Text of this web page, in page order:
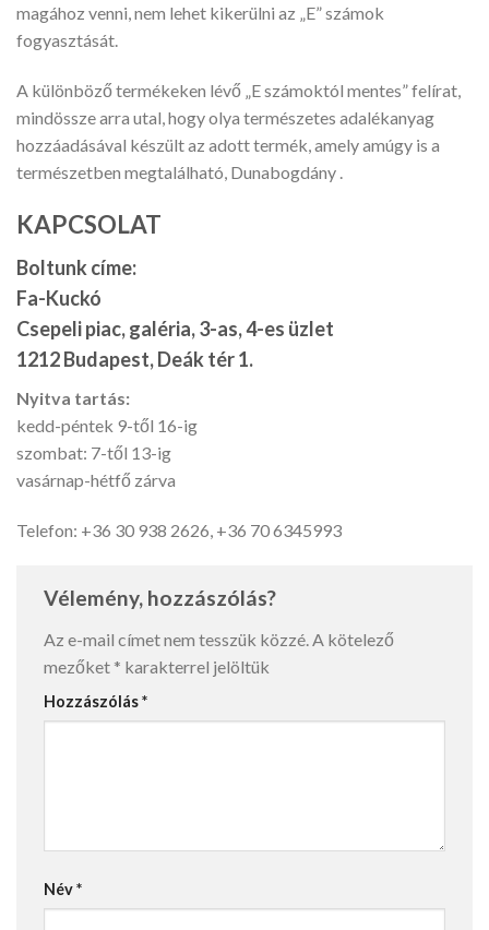
magához venni, nem lehet kikerülni az „E” számok
fogyasztását.
A különböző termékeken lévő „E számoktól mentes” felírat,
mindössze arra utal, hogy olya természetes adalékanyag
hozzáadásával készült az adott termék, amely amúgy is a
természetben megtalálható, Dunabogdány .
KAPCSOLAT
Boltunk címe:
Fa-Kuckó
Csepeli piac, galéria, 3-as, 4-es üzlet
1212 Budapest, Deák tér 1.
Nyitva tartás:
kedd-péntek 9-től 16-ig
szombat: 7-től 13-ig
vasárnap-hétfő zárva
Telefon: +36 30 938 2626, +36 70 6345993
Vélemény, hozzászólás?
Az e-mail címet nem tesszük közzé.A kötelező
mezőket * karakterrel jelöltük
Hozzászólás*
Név*